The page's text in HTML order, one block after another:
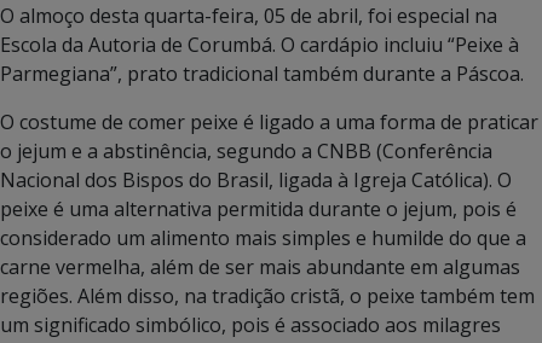
O almoço desta quarta-feira, 05 de abril, foi especial na
Escola da Autoria de Corumbá. O cardápio incluiu “Peixe à
Parmegiana”, prato tradicional também durante a Páscoa.
O costume de comer peixe é ligado a uma forma de praticar
o jejum e a abstinência, segundo a CNBB (Conferência
Nacional dos Bispos do Brasil, ligada à Igreja Católica). O
peixe é uma alternativa permitida durante o jejum, pois é
considerado um alimento mais simples e humilde do que a
carne vermelha, além de ser mais abundante em algumas
regiões. Além disso, na tradição cristã, o peixe também tem
um significado simbólico, pois é associado aos milagres